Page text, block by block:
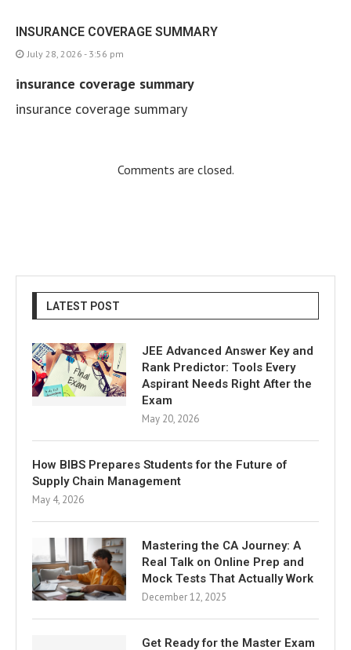
INSURANCE COVERAGE SUMMARY
July 28, 2026 - 3:56 pm
insurance coverage summary
insurance coverage summary
Comments are closed.
LATEST POST
JEE Advanced Answer Key and
Rank Predictor: Tools Every
Aspirant Needs Right After the
Exam
May 20, 2026
How BIBS Prepares Students for the Future of
Supply Chain Management
May 4, 2026
Mastering the CA Journey: A
Real Talk on Online Prep and
Mock Tests That Actually Work
December 12, 2025
Get Ready for the Master Exam